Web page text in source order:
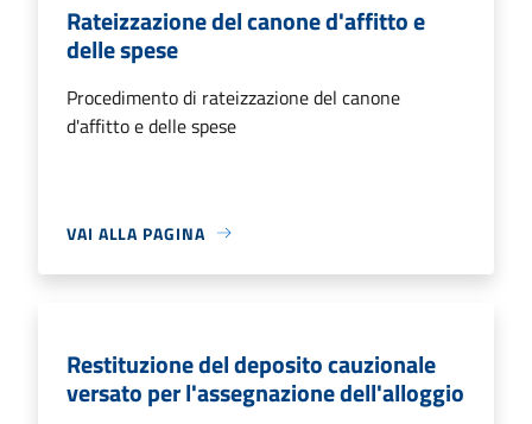
Rateizzazione del canone d'affitto e
delle spese
Procedimento di rateizzazione del canone
d'affitto e delle spese
VAI ALLA PAGINA
Restituzione del deposito cauzionale
versato per l'assegnazione dell'alloggio